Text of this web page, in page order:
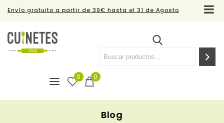
Envío gratuito a partir de 39€ hasta el 31 de Agosto
0
0
Blog